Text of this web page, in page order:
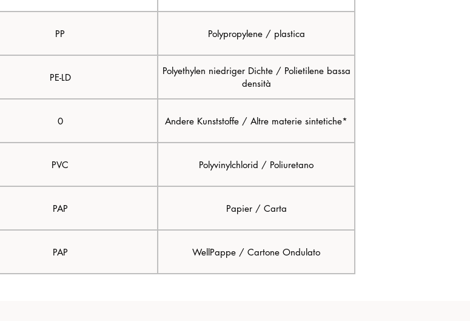
PP Polypropylene / plastica
PE-LD
Polyethylen niedriger Dichte / Polietilene bassa
densità
0 Andere Kunststoffe / Altre materie sintetiche*
PVC Polyvinylchlorid / Poliuretano
PAP Papier / Carta
PAP WellPappe / Cartone Ondulato